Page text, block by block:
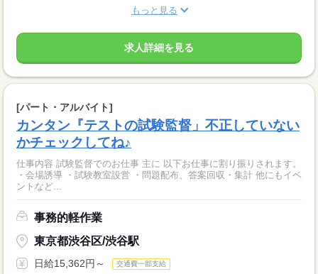
もっと見る
求人詳細を見る
[パート・アルバイト]
カンタン『テストの試験監督」不正していない
かチェックしてね♪
仕事内容 試験監督でのお仕事 主に 以下お仕事に割り振りされます。
・会場誘導 ・試験教室設営 ・問題配布、答案回収・集計 他にもイベ
ントなど...
事務的軽作業
東京都渋谷区/渋谷駅
日給15,362円～ 交通費一部支給